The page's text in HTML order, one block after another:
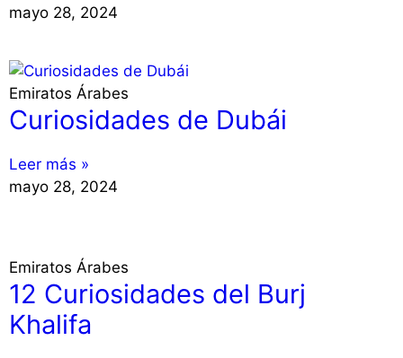
mayo 28, 2024
Emiratos Árabes
Curiosidades de Dubái
Leer más »
mayo 28, 2024
Emiratos Árabes
12 Curiosidades del Burj
Khalifa